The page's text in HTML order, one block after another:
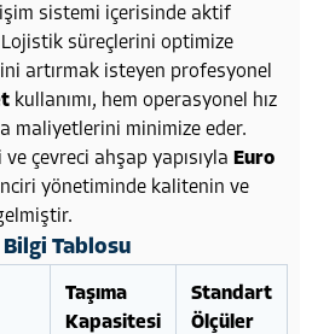
sistemi içerisinde aktif
süreçlerini optimize
artırmak isteyen profesyonel
kullanımı, hem operasyonel hız
maliyetlerini minimize eder.
çevreci ahşap yapısıyla Euro
yönetiminde kalitenin ve
Bilgi Tablosu
Taşıma
Kapasitesi
Standart
Ölçüler